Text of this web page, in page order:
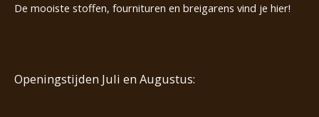
De mooiste stoffen, fournituren en breigarens vind je hier!
Openingstijden Juli en Augustus: